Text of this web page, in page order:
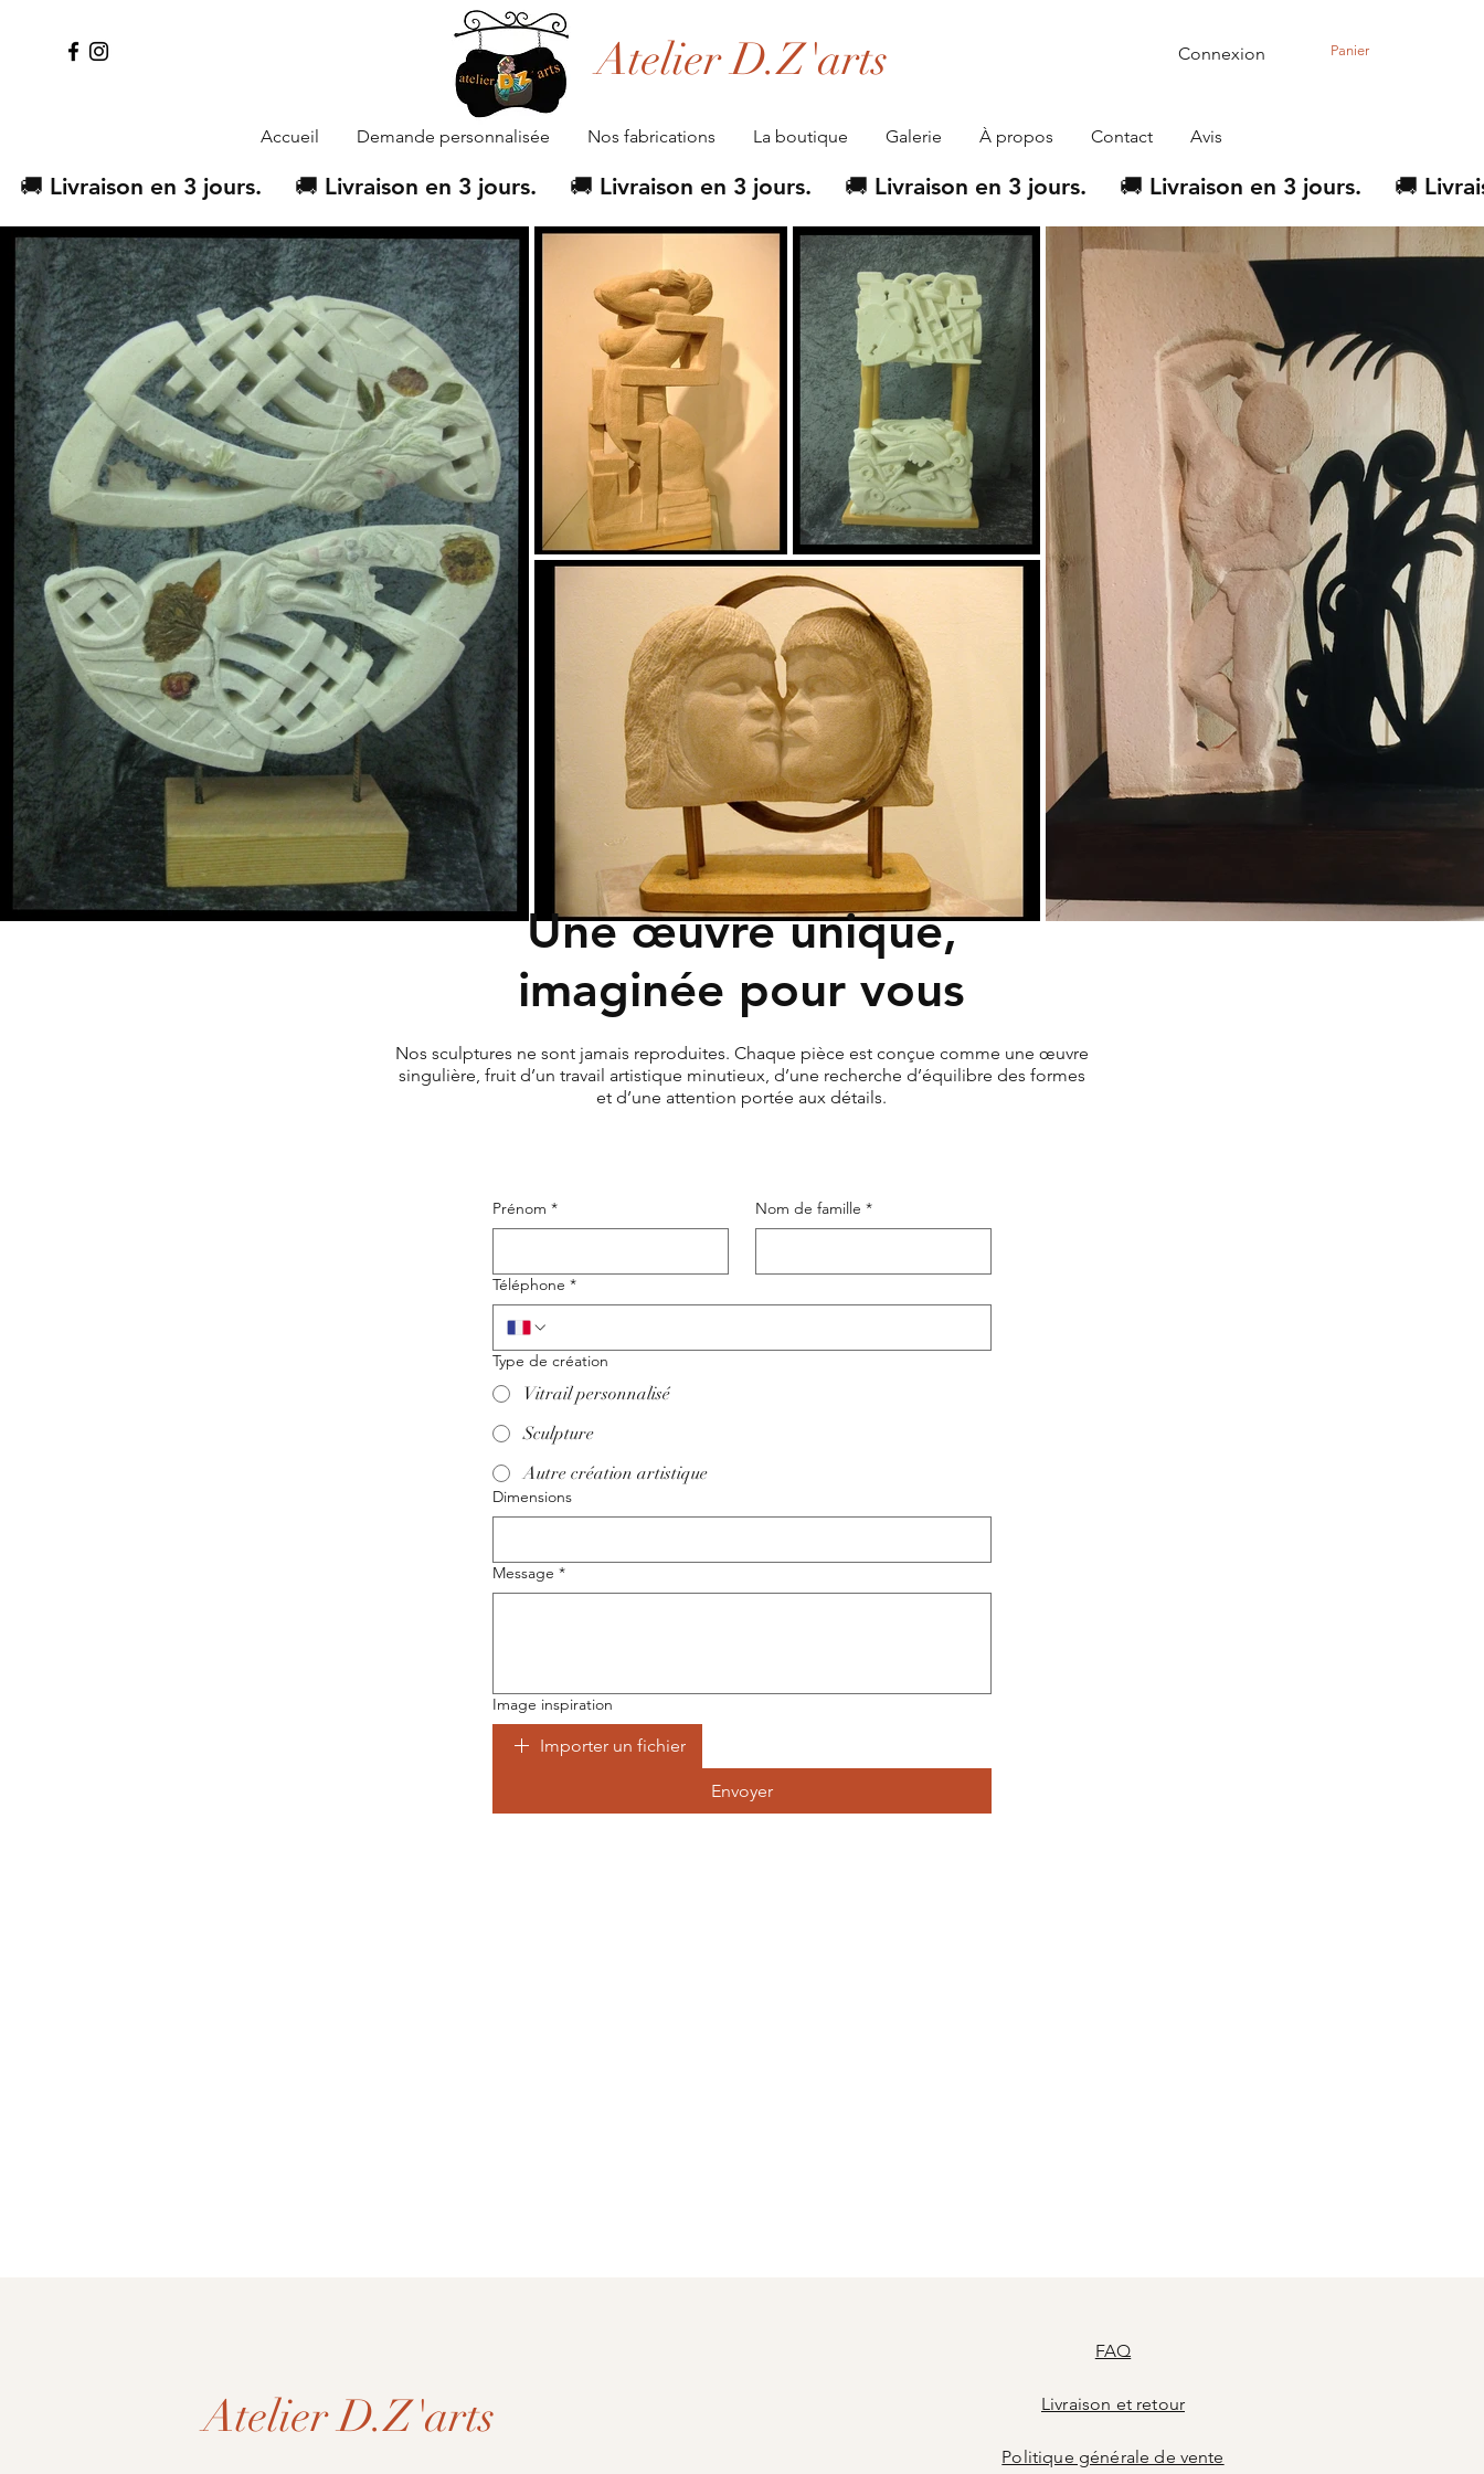
Panier
Connexion
Atelier D.Z'arts
Accueil Demande personnalisée Nos fabrications La boutique Galerie À propos Contact Avis
   🚚 Livraison en 3 jours.
Une œuvre unique,
imaginée pour vous
Nos sculptures ne sont jamais reproduites. Chaque pièce est conçue comme une œuvre
singulière, fruit d’un travail artistique minutieux, d’une recherche d’équilibre des formes
et d’une attention portée aux détails.
Prénom * Nom de famille *
Téléphone *
Type de création
Vitrail personnalisé
Sculpture
Autre création artistique
Dimensions
Message *
Image inspiration
Importer un fichier
Envoyer
Atelier D.Z'arts
FAQ
Livraison et retour
Politique générale de vente